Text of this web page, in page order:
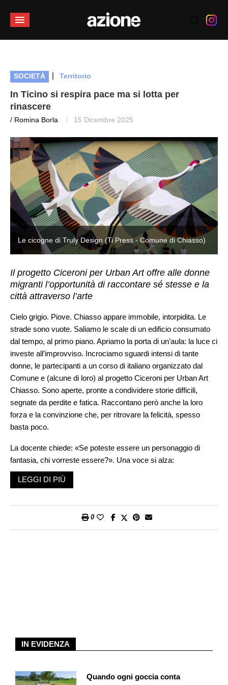
SOCIETÀ | Territorio
In Ticino si respira pace ma si lotta per
rinascere
/ Romina Borla 15 Dicembre 2025
Le cicogne di Truly Design (Ti Press - Comune di Chiasso)
Il progetto Ciceroni per Urban Art offre alle donne
migranti l’opportunità di raccontare sé stesse e la
città attraverso l’arte
Cielo grigio. Piove. Chiasso appare immobile, intorpidita. Le
strade sono vuote. Saliamo le scale di un edificio consumato
dal tempo, al primo piano. Apriamo la porta di un’aula: la luce ci
investe all’improvviso. Incrociamo sguardi intensi di tante
donne, le partecipanti a un corso di italiano organizzato dal
Comune e (alcune di loro) al progetto Ciceroni per Urban Art
Chiasso. Sono aperte, pronte a condividere storie difficili,
segnate da perdite e fatica. Raccontano però anche la loro
forza e la convinzione che, per ritrovare la felicità, spesso
basta poco.
La docente chiede: «Se poteste essere un personaggio di
fantasia, chi vorreste essere?». Una voce si alza:
«Cenerentola, con i piedi piccoli. Non come i miei: la scarpetta
di cristallo non mi sarebbe mai entrata, io non trovo mai scarpe
guerra, sei mesi dopo l’invasione russa. «Il 24 febbraio 2022 è
sedicenne, arrivata nell’estate 2024. I suoi parenti sono rimasti
contabile, ora Yuliia sonda possibilità, cerca di costruirsi un
LEGGI DI PIÙ
0
IN EVIDENZA
Quando ogni goccia conta